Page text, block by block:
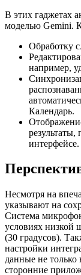
В этих гаджетах
моделью Gemini.
Обработку
например,
Календарь.
интерфейсе.
Несмотря на
указывают на
Система
условиях низкой
(30 градусов).
настройки
данные не
сторонние